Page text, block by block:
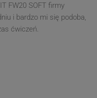
FW20 SOFT firmy
i bardzo mi się podoba,
ćwiczeń.